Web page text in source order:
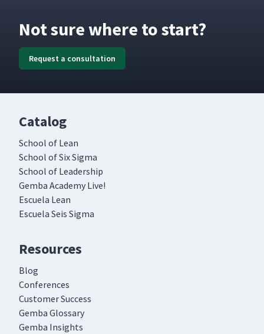
Not sure where to start?
Request a consultation
Catalog
School of Lean
School of Six Sigma
School of Leadership
Gemba Academy Live!
Escuela Lean
Escuela Seis Sigma
Resources
Blog
Conferences
Customer Success
Gemba Glossary
Gemba Insights